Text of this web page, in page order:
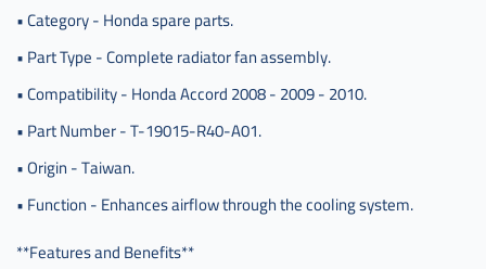
اكرد
,
مروحة
رديتر
هوندا
,
مروحة
هوندا
• Category - Honda spare parts.
• Part Type - Complete radiator fan assembly.
• Compatibility - Honda Accord 2008 - 2009 - 2010.
• Part Number - T-19015-R40-A01.
• Origin - Taiwan.
• Function - Enhances airflow through the cooling system.
**Features and Benefits**